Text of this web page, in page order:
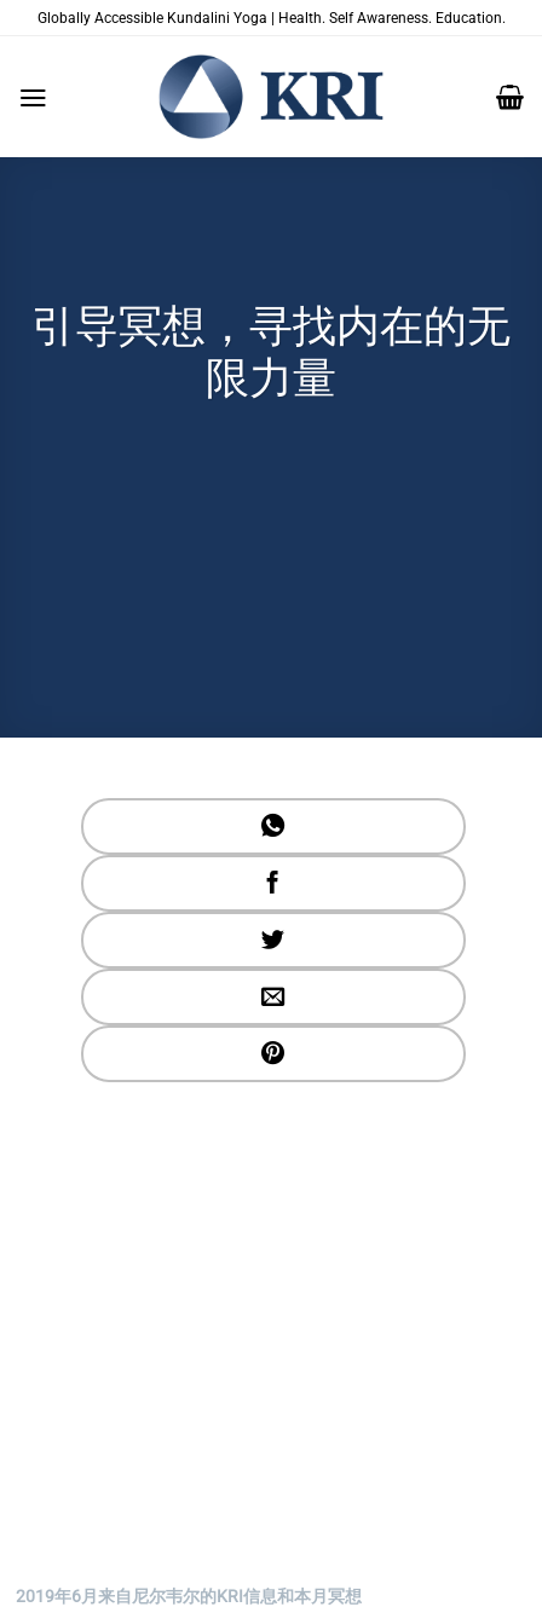
Globally Accessible Kundalini Yoga | Health. Self Awareness. Education.
引导冥想，寻找内在的无
限力量
2019年6月来自尼尔韦尔的KRI信息和本月冥想